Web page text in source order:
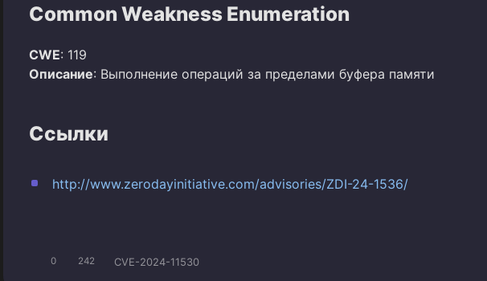
Common Weakness Enumeration
CWE: 119
Описание: Выполнение операций за пределами буфера памяти
Ссылки
http://www.zerodayinitiative.com/advisories/ZDI-24-1536/
0 242 CVE-2024-11530